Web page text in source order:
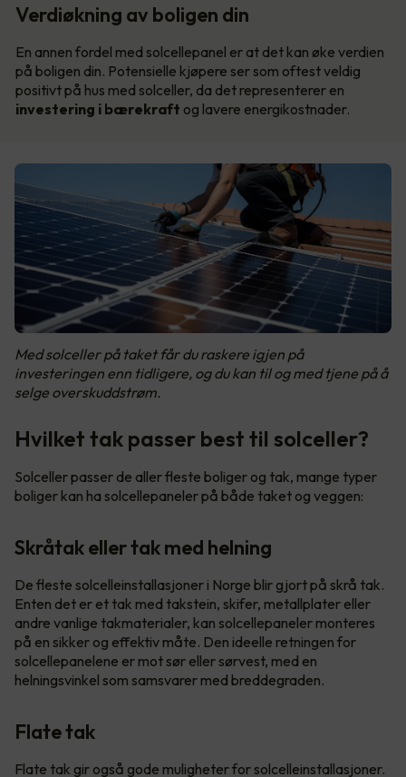
Verdiøkning av boligen din
En annen fordel med solcellepanel er at det kan øke verdien
på boligen din. Potensielle kjøpere ser som oftest veldig
positivt på hus med solceller, da det representerer en
investering i bærekraft og lavere energikostnader.
Med solceller på taket får du raskere igjen på
investeringen enn tidligere, og du kan til og med tjene på å
selge overskuddstrøm.
Hvilket tak passer best til solceller?
Solceller passer de aller fleste boliger og tak, mange typer
boliger kan ha solcellepaneler på både taket og veggen:
Skråtak eller tak med helning
De fleste solcelleinstallasjoner i Norge blir gjort på skrå tak.
Enten det er et tak med takstein, skifer, metallplater eller
andre vanlige takmaterialer, kan solcellepaneler monteres
på en sikker og effektiv måte. Den ideelle retningen for
solcellepanelene er mot sør eller sørvest, med en
helningsvinkel som samsvarer med breddegraden.
Flate tak
Flate tak gir også gode muligheter for solcelleinstallasjoner.